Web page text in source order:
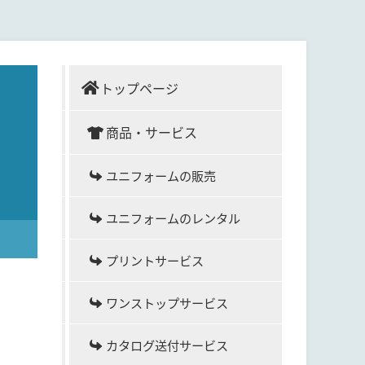
トップページ
商品・サービス
ユニフォームの販売
ユニフォームのレンタル
プリントサービス
ワンストップサービス
カタログ送付サービス